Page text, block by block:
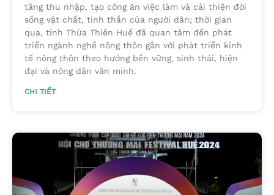
tăng thu nhập, tạo công ăn việc làm và cải thiện đời
sống vật chất, tinh thần của người dân; thời gian
qua, tỉnh Thừa Thiên Huế đã quan tâm đến phát
triển ngành nghề nông thôn gắn với phát triển kinh
tế nông thôn theo hướng bền vững, sinh thái, hiện
đại và nông dân văn minh.
CHI TIẾT